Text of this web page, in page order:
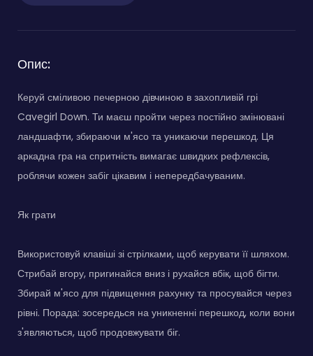
Опис:
Керуй сміливою печерною дівчиною в захопливій грі
Cavegirl Down. Ти маєш пройти через постійно змінювані
ландшафти, збираючи м'ясо та уникаючи перешкод. Ця
аркадна гра на спритність вимагає швидких рефлексів,
роблячи кожен забіг цікавим і непередбачуваним.
Як грати
Використовуй клавіші зі стрілками, щоб керувати її шляхом.
Стрибай вгору, пригинайся вниз і рухайся вбік, щоб бігти.
Збирай м'ясо для підвищення рахунку та просувайся через
рівні. Порада: зосередься на уникненні перешкод, коли вони
з'являються, щоб продовжувати біг.